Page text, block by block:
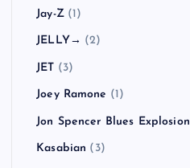
Jay-Z(1)
JELLY→ (2)
JET (3)
Joey Ramone (1)
Jon Spencer Blues Explosion
Kasabian (3)